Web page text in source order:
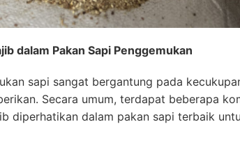
dalam Pakan Sapi Penggemukan
sapi sangat bergantung pada
Secara umum, terdapat beberapa
diperhatikan dalam pakan sapi terbaik